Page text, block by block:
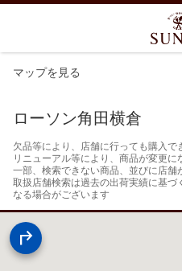
マップを見る
ローソン角田横倉
欠品等により、店舗に行っても購入で
リニューアル等により、商品が変更に
一部、検索できない商品、並びに店舗
取扱店舗検索は過去の出荷実績に基
なる場合がございます